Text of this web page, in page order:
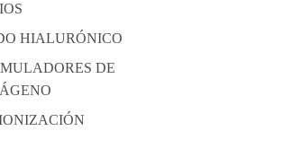
HIALURÓNICO
DE